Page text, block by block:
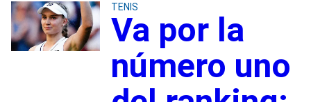
TENIS
Va por la
número uno